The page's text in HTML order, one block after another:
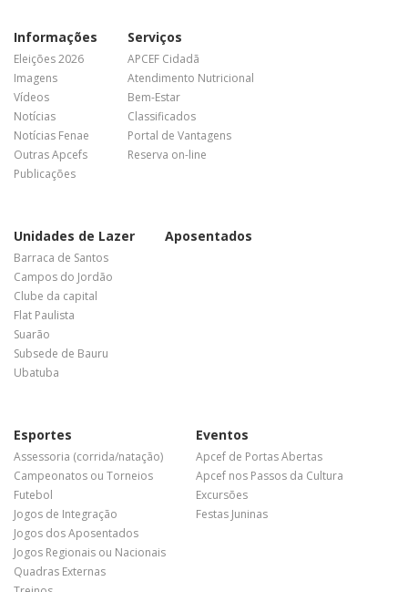
Informações
Eleições 2026
Imagens
Vídeos
Notícias
Notícias Fenae
Outras Apcefs
Publicações
Serviços
APCEF Cidadã
Atendimento Nutricional
Bem-Estar
Classificados
Portal de Vantagens
Reserva on-line
Unidades de Lazer
Barraca de Santos
Campos do Jordão
Clube da capital
Flat Paulista
Suarão
Subsede de Bauru
Ubatuba
Aposentados
Esportes
Assessoria (corrida/natação)
Campeonatos ou Torneios
Futebol
Jogos de Integração
Jogos dos Aposentados
Jogos Regionais ou Nacionais
Quadras Externas
Eventos
Apcef de Portas Abertas
Apcef nos Passos da Cultura
Excursões
Festas Juninas